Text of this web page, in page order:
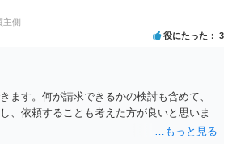
主側
役にたった 3
ます。何が請求できるかの検討も含めて、
、依頼することも考えた方が良いと思いま